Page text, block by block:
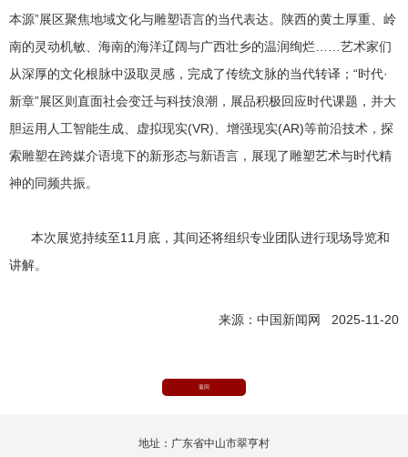
本源”展区聚焦地域文化与雕塑语言的当代表达。陕西的黄土厚重、岭
南的灵动机敏、海南的海洋辽阔与广西壮乡的温润绚烂……艺术家们
从深厚的文化根脉中汲取灵感，完成了传统文脉的当代转译；“时代·
新章”展区则直面社会变迁与科技浪潮，展品积极回应时代课题，并大
胆运用人工智能生成、虚拟现实(VR)、增强现实(AR)等前沿技术，探
索雕塑在跨媒介语境下的新形态与新语言，展现了雕塑艺术与时代精
神的同频共振。
本次展览持续至11月底，其间还将组织专业团队进行现场导览和
讲解。
来源：中国新闻网 2025-11-20
返回
地址：广东省中山市翠亨村